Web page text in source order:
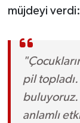
müjdeyi verdi:
pil
buluyoruz.
anlamlı